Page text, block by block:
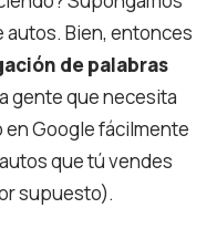
Bien, entonces
de palabras
gente que necesita
en Google fácilmente
que tú vendes
supuesto).